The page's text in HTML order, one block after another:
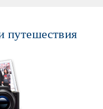
путешествия